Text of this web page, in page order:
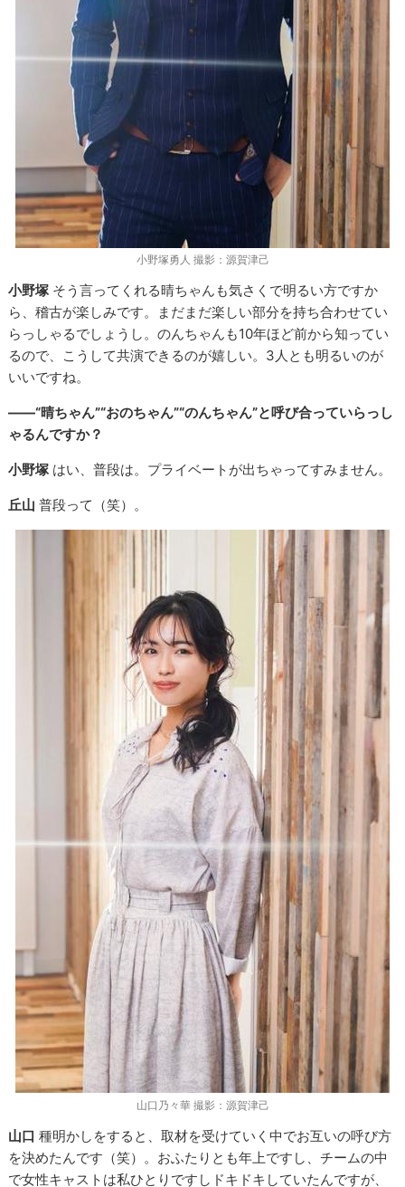
小野塚勇人 撮影：源賀津己
小野塚 そう言ってくれる晴ちゃんも気さくで明るい方ですか
ら、稽古が楽しみです。まだまだ楽しい部分を持ち合わせてい
らっしゃるでしょうし。のんちゃんも10年ほど前から知ってい
るので、こうして共演できるのが嬉しい。3人とも明るいのが
いいですね。
――“晴ちゃん”“おのちゃん”“のんちゃん”と呼び合っていらっし
ゃるんですか？
小野塚 はい、普段は。プライベートが出ちゃってすみません。
丘山 普段って（笑）。
山口乃々華 撮影：源賀津己
山口 種明かしをすると、取材を受けていく中でお互いの呼び方
を決めたんです（笑）。おふたりとも年上ですし、チームの中
で女性キャストは私ひとりですしドキドキしていたんですが、